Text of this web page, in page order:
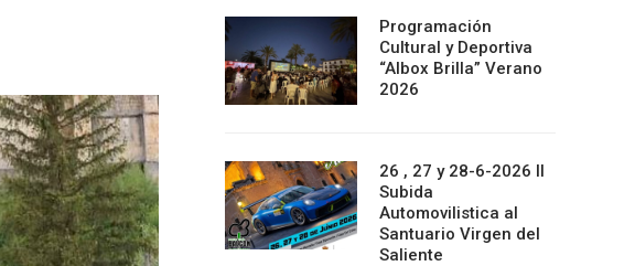
Programación
Cultural y Deportiva
“Albox Brilla” Verano
2026
26 , 27 y 28-6-2026 II
Subida
Automovilistica al
Santuario Virgen del
Saliente